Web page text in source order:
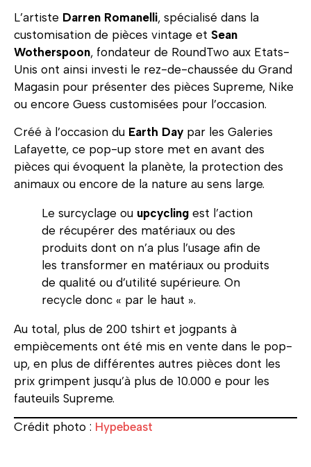
L’artiste Darren Romanelli, spécialisé dans la
customisation de pièces vintage et Sean
Wotherspoon, fondateur de RoundTwo aux Etats-
Unis ont ainsi investi le rez-de-chaussée du Grand
Magasin pour présenter des pièces Supreme, Nike
ou encore Guess customisées pour l’occasion.
Créé à l’occasion du Earth Day par les Galeries
Lafayette, ce pop-up store met en avant des
pièces qui évoquent la planète, la protection des
animaux ou encore de la nature au sens large.
Le surcyclage ou upcycling est l’action
de récupérer des matériaux ou des
produits dont on n’a plus l’usage afin de
les transformer en matériaux ou produits
de qualité ou d’utilité supérieure. On
recycle donc « par le haut ».
Au total, plus de 200 tshirt et jogpants à
empiècements ont été mis en vente dans le pop-
up, en plus de différentes autres pièces dont les
prix grimpent jusqu’à plus de 10.000 e pour les
fauteuils Supreme.
Crédit photo : Hypebeast